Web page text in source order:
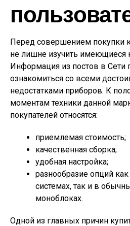
Перед совершением покупки
не лишне изучить имеющиеся
Информация из постов в Сети
ознакомиться со всеми
недостатками приборов. К
моментам техники данной
покупателей относятся:
приемлемая стоимость;
качественная сборка;
удобная настройка;
разнообразие опций
системах, так и в
моноблоках.
Одной из главных причин